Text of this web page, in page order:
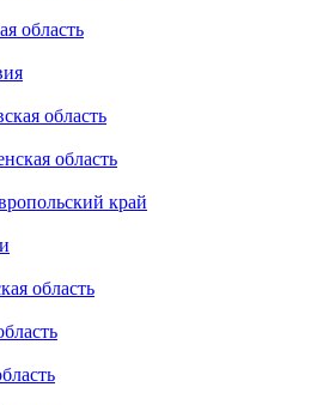
область
область
область
край
область